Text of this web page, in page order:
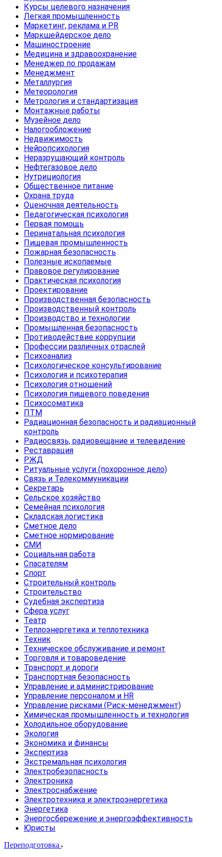
Курсы целевого назначения
Легкая промышленность
Маркетинг, реклама и PR
Маркшейдерское дело
Машиностроение
Медицина и здравоохранение
Менеджер по продажам
Менеджмент
Металлургия
Метеорология
Метрология и стандартизация
Монтажные работы
Музейное дело
Налогообложение
Недвижимость
Нейропсихология
Неразрушающий контроль
Нефтегазовое дело
Нутрициология
Общественное питание
Охрана труда
Оценочная деятельность
Педагогическая психология
Первая помощь
Перинатальная психология
Пищевая промышленность
Пожарная безопасность
Полезные ископаемые
Правовое регулирование
Практическая психология
Проектирование
Производственная безопасность
Производственный контроль
Производство и технологии
Промышленная безопасность
Противодействие коррупции
Профессии различных отраслей
Психоанализ
Психологическое консультирование
Психология и психотерапия
Психология отношений
Психология пищевого поведения
Психосоматика
ПТМ
Радиационная безопасность и радиационный
контроль
Радиосвязь, радиовещание и телевидение
Реставрация
РЖД
Ритуальные услуги (похоронное дело)
Связь и Телекоммуникации
Секретарь
Сельское хозяйство
Семейная психология
Складская логистика
Сметное дело
Сметное нормирование
СМИ
Социальная работа
Спасателям
Спорт
Строительный контроль
Строительство
Судебная экспертиза
Сфера услуг
Театр
Теплоэнергетика и теплотехника
Техник
Техническое обслуживание и ремонт
Торговля и товароведение
Транспорт и дороги
Транспортная безопасность
Управление и администрирование
Управление персоналом и HR
Управление рисками (Риск-менеджмент)
Химическая промышленность и технология
Холодильное оборудование
Экология
Экономика и финансы
Экспертиза
Экстремальная психология
Электробезопасность
Электроника
Электроснабжение
Электротехника и электроэнергетика
Энергетика
Энергосбережение и энергоэффективность
Юристы
Переподготовка